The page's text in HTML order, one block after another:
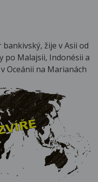
žije v Asii od
po Malajsii, Indonésii a
Oceánii na Marianách